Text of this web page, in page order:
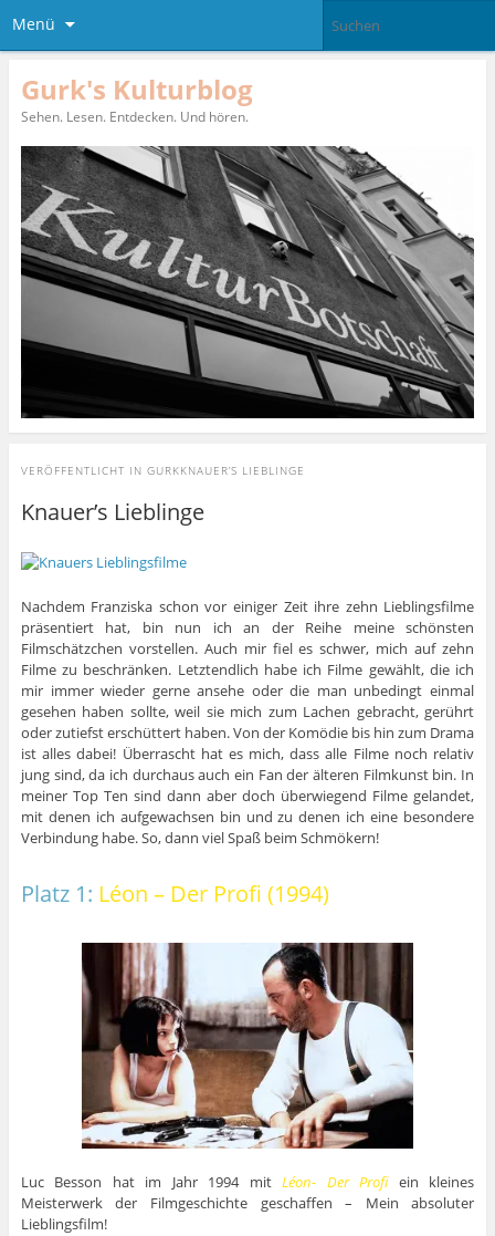
Menü
Gurk's Kulturblog
Sehen. Lesen. Entdecken. Und hören.
VERÖFFENTLICHT IN GURKKNAUER’S LIEBLINGE
Knauer’s Lieblinge
Nachdem Franziska schon vor einiger Zeit ihre zehn Lieblingsfilme
präsentiert hat, bin nun ich an der Reihe meine schönsten
Filmschätzchen vorstellen. Auch mir fiel es schwer, mich auf zehn
Filme zu beschränken. Letztendlich habe ich Filme gewählt, die ich
mir immer wieder gerne ansehe oder die man unbedingt einmal
gesehen haben sollte, weil sie mich zum Lachen gebracht, gerührt
oder zutiefst erschüttert haben. Von der Komödie bis hin zum Drama
ist alles dabei! Überrascht hat es mich, dass alle Filme noch relativ
jung sind, da ich durchaus auch ein Fan der älteren Filmkunst bin. In
meiner Top Ten sind dann aber doch überwiegend Filme gelandet,
mit denen ich aufgewachsen bin und zu denen ich eine besondere
Verbindung habe. So, dann viel Spaß beim Schmökern!
Platz 1: Léon – Der Profi (1994)
Luc Besson hat im Jahr 1994 mitLéon- Der Profiein kleines
Meisterwerk der Filmgeschichte geschaffen – Mein absoluter
Lieblingsfilm!